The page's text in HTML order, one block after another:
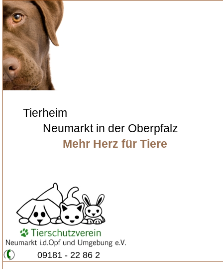
Tierheim
Neumarkt in der Oberpfalz
Mehr Herz für Tiere
09181 - 22 86 2